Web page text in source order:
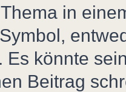
in
Es könnte
Beitrag